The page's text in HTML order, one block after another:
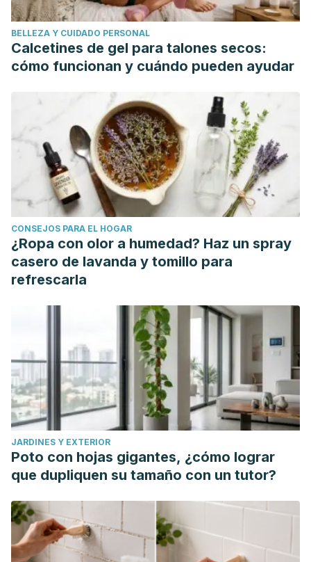
BELLEZA Y CUIDADO PERSONAL
Calcetines de gel para talones secos:
cómo funcionan y cuándo pueden ayudar
CONSEJOS PARA EL HOGAR
¿Ropa con olor a humedad? Haz un spray
casero de lavanda y tomillo para
refrescarla
JARDINES Y EXTERIOR
Poto con hojas gigantes, ¿cómo lograr
que dupliquen su tamaño con un tutor?